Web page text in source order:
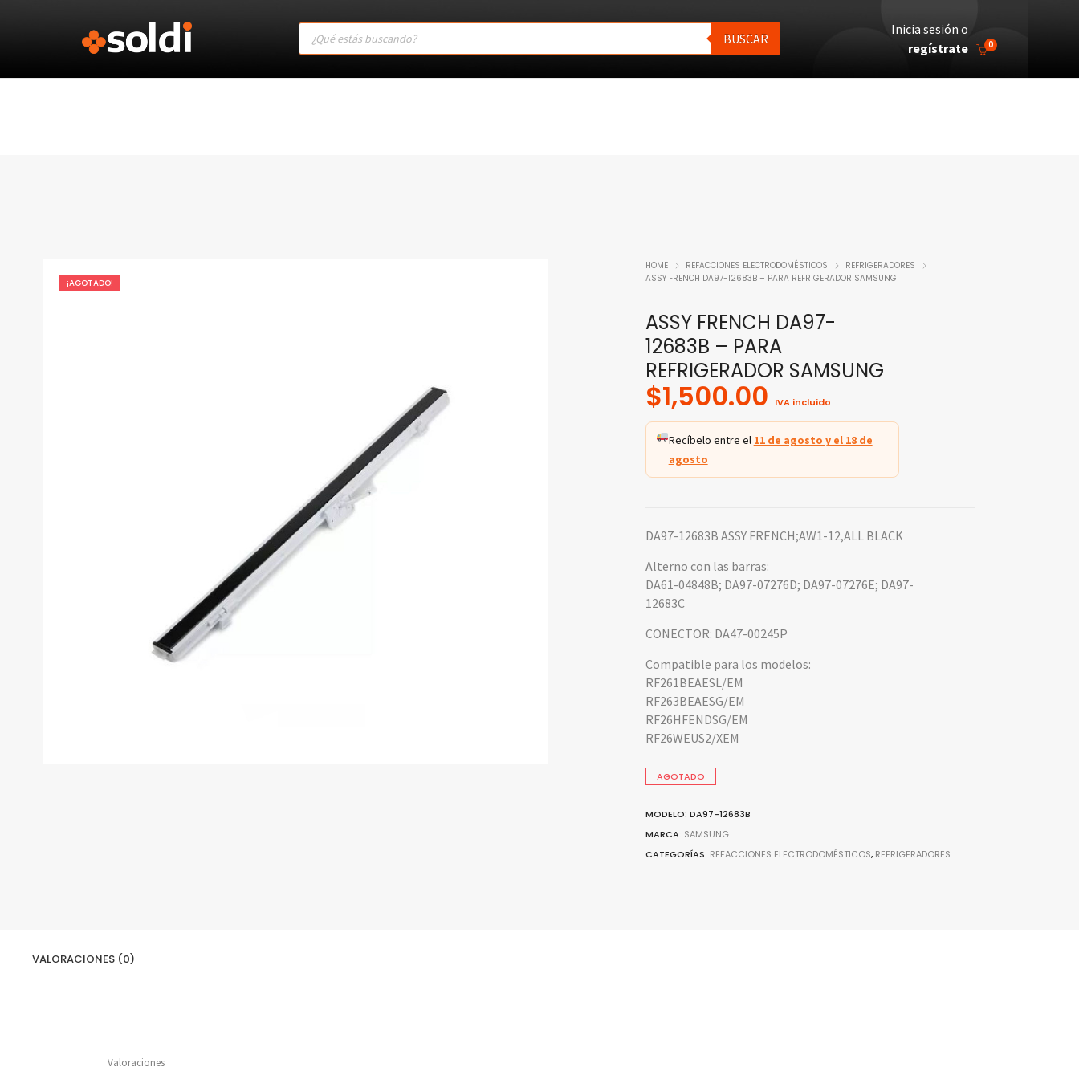
Products
search
BUSCAR
Inicia sesión o
regístrate
0
¡AGOTADO!
HOME REFACCIONES ELECTRODOMÉSTICOS
REFRIGERADORES
ASSY FRENCH DA97-12683B – PARA REFRIGERADOR SAMSUNG
ASSY FRENCH DA97-
12683B – PARA
REFRIGERADOR SAMSUNG
$1,500.00 IVA incluido
Recíbelo entre el 11 de agosto y el 18 de
agosto
DA97-12683B ASSY FRENCH;AW1-12,ALL BLACK
Alterno con las barras:
DA61-04848B; DA97-07276D; DA97-07276E; DA97-
12683C
CONECTOR: DA47-00245P
Compatible para los modelos:
RF261BEAESL/EM
RF263BEAESG/EM
RF26HFENDSG/EM
RF26WEUS2/XEM
AGOTADO
MODELO: DA97-12683B
MARCA: SAMSUNG
CATEGORÍAS: REFACCIONES ELECTRODOMÉSTICOS, REFRIGERADORES
VALORACIONES (0)
Valoraciones